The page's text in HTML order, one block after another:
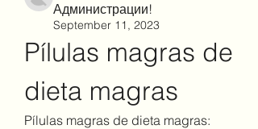
Администрации!
September 11, 2023
Pílulas magras de
dieta magras
Pílulas magras de dieta magras: